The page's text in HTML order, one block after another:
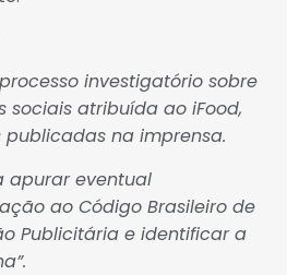
investigatório sobre
atribuída ao iFood,
na imprensa.
apurar eventual
ao Código Brasileiro de
Publicitária e identificar a